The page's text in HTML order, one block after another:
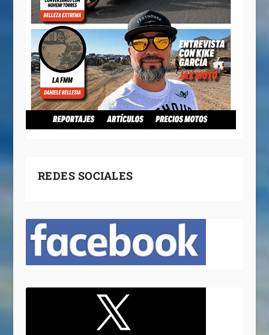
REDES SOCIALES